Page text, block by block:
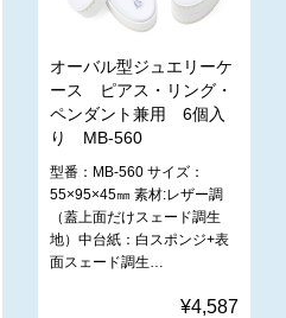
オーバル型ジュエリーケ
ース ピアス・リング・
ペンダント兼用 6個入
り MB-560
型番：MB-560 サイズ：
55×95×45㎜ 素材:レザー調
（蓋上面だけスェード調生
地）中台紙：白スポンジ+表
面スェード調生…
¥4,587